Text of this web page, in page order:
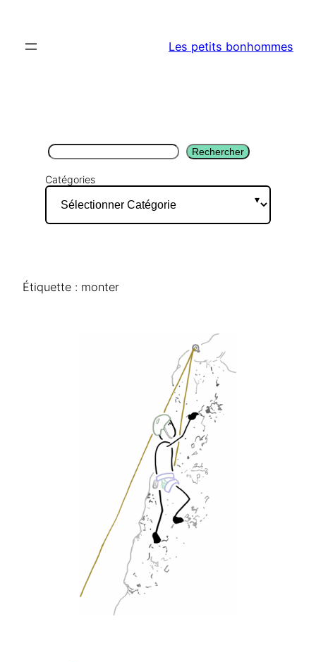
contenu
Les petits bonhommes
Rechercher Rechercher
Catégories
Étiquette : monter